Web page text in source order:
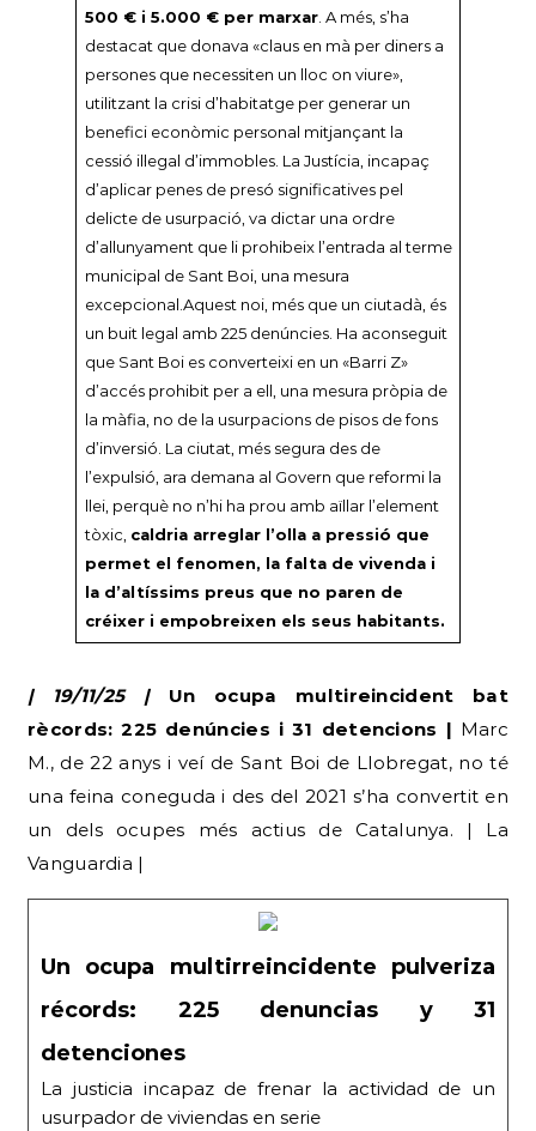
500 € i 5.000 € per marxar. A més, s’ha
destacat que donava «claus en mà per diners a
persones que necessiten un lloc on viure»,
utilitzant la crisi d’habitatge per generar un
benefici econòmic personal mitjançant la
cessió il·legal d’immobles. La Justícia, incapaç
d’aplicar penes de presó significatives pel
delicte de usurpació, va dictar una ordre
d’allunyament que li prohibeix l’entrada al terme
municipal de Sant Boi, una mesura
excepcional.Aquest noi, més que un ciutadà, és
un buit legal amb 225 denúncies. Ha aconseguit
que Sant Boi es converteixi en un «Barri Z»
d’accés prohibit per a ell, una mesura pròpia de
la màfia, no de la usurpacions de pisos de fons
d’inversió. La ciutat, més segura des de
l’expulsió, ara demana al Govern que reformi la
llei, perquè no n’hi ha prou amb aïllar l’element
tòxic, caldria arreglar l’olla a pressió que
permet el fenomen, la falta de vivenda i
la d’altíssims preus que no paren de
créixer i empobreixen els seus habitants.
| 19/11/25 |Un ocupa multireincident bat
rècords: 225 denúncies i 31 detencions | Marc
M., de 22 anys i veí de Sant Boi de Llobregat, no té
una feina coneguda i des del 2021 s’ha convertit en
un dels ocupes més actius de Catalunya. | La
Vanguardia |
Un ocupa multirreincidente pulveriza
récords: 225 denuncias y 31
detenciones
La justicia incapaz de frenar la actividad de un
usurpador de viviendas en serie